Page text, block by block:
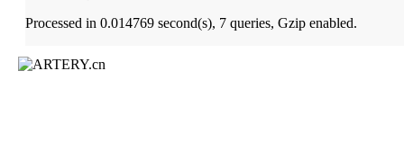
Processed in 0.014769 second(s), 7 queries, Gzip enabled.